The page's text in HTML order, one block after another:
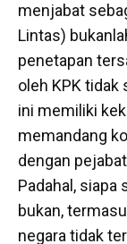
menjabat
Lintas)
penetapan
oleh KPK tidak
ini memiliki
memandang
dengan
Padahal, siapa
bukan,
negara tidak